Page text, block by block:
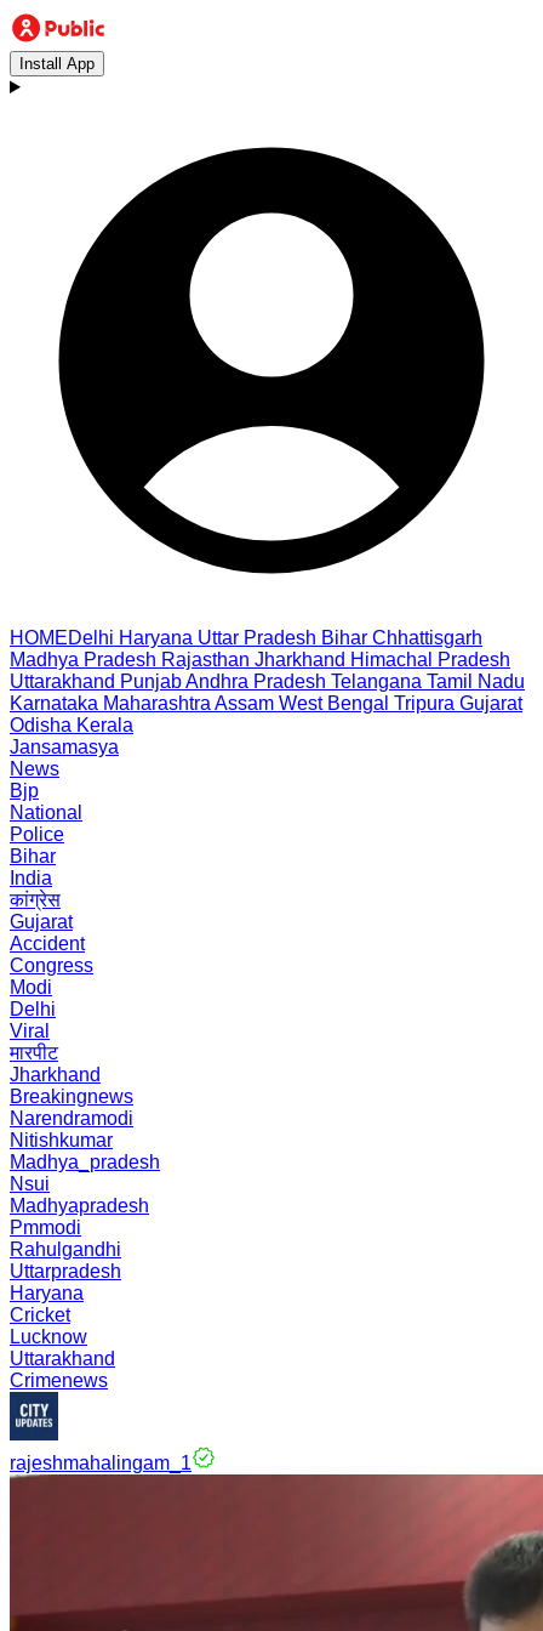
Install App
HOMEDelhi Haryana Uttar Pradesh Bihar Chhattisgarh
Madhya Pradesh Rajasthan Jharkhand Himachal Pradesh
Uttarakhand PunjabAndhra Pradesh Telangana Tamil Nadu
Karnataka Maharashtra Assam West Bengal Tripura Gujarat
Odisha Kerala
Jansamasya
News
Bjp
National
Police
Bihar
India
कांग्रेस
Gujarat
Accident
Congress
Modi
Delhi
Viral
मारपीट
Jharkhand
Breakingnews
Narendramodi
Nitishkumar
Madhya_pradesh
Nsui
Madhyapradesh
Pmmodi
Rahulgandhi
Uttarpradesh
Haryana
Cricket
Lucknow
Uttarakhand
Crimenews
rajeshmahalingam_1